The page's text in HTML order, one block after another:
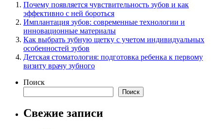
Почему появляется чувствительность зубов и как
эффективно с ней бороться
Имплантация зубов: современные технологии и
инновационные материалы
Как выбрать зубную щетку с учетом индивидуальных
особенностей зубов
Детская стоматология: подготовка ребенка к первому
визиту врачу зубного
Поиск
Поиск
Свежие записи